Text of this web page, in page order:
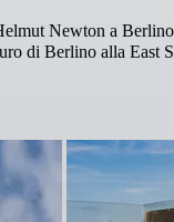
Newton a
di Berlino alla East